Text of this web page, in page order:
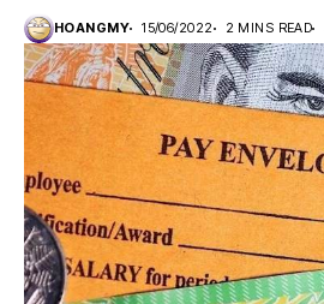
HOANGMY 15/06/2022 2 MINS READ